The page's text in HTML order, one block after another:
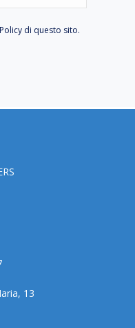
di questo sito.
13